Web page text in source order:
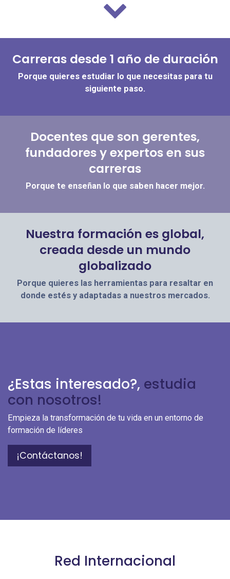
Carreras desde 1 año de duración
Porque quieres estudiar lo que necesitas para tu
siguiente paso.
Docentes que son gerentes,
fundadores y expertos en sus
carreras
Porque te enseñan lo que saben hacer mejor.
Nuestra formación es global,
creada desde un mundo
globalizado
Porque quieres las herramientas para resaltar en
donde estés y adaptadas a nuestros mercados.
¿Estas interesado?, estudia
con nosotros!
Empieza la transformación de tu vida en un entorno de
formación de líderes
¡Contáctanos!
Red Internacional